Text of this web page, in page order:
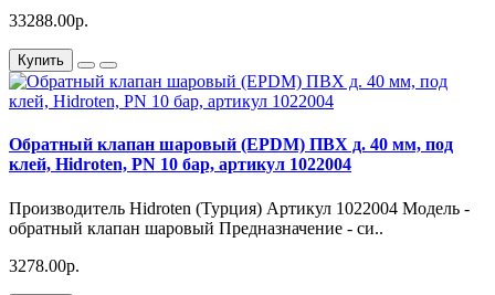
33288.00р.
Купить
Обратный клапан шаровый (EPDM) ПВХ д. 40 мм, под
клей, Hidroten, PN 10 бар, артикул 1022004
Производитель Hidroten (Турция) Артикул 1022004 Модель -
обратный клапан шаровый Предназначение - си..
3278.00р.